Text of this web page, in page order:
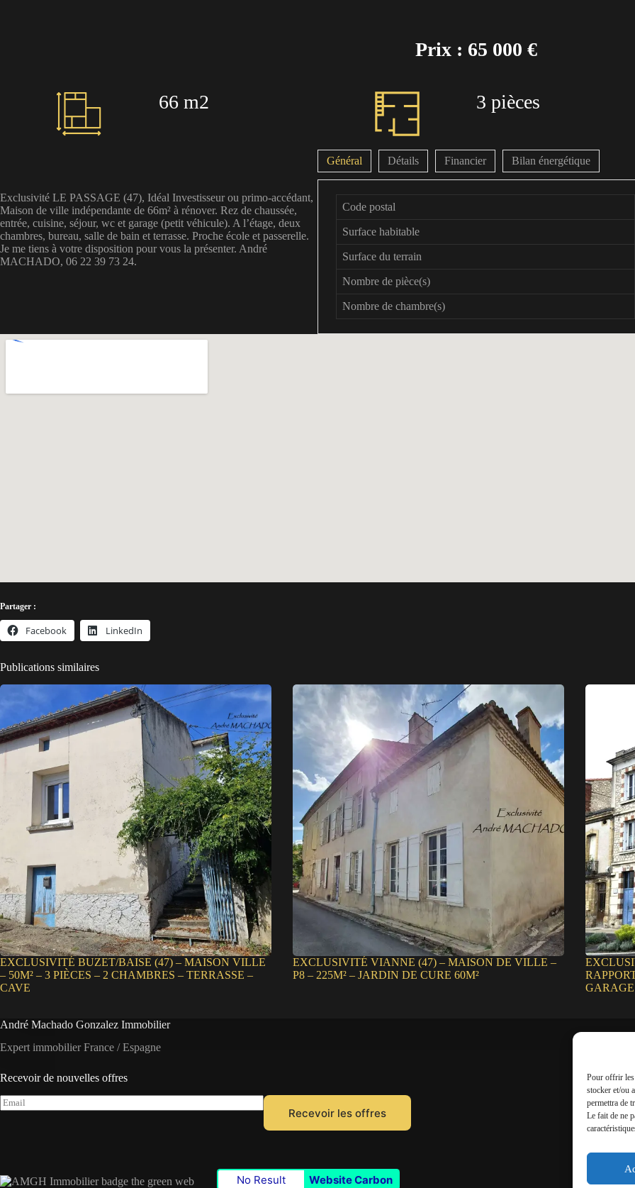
Pour offrir les
stocker et/ou
permettra de
Le fait de ne
Prix : 65 000 €
66 m2 3 pièces
Exclusivité LE PASSAGE (47), Idéal Investisseur ou primo-accédant,
Maison de ville indépendante de 66m² à rénover. Rez de chaussée,
entrée, cuisine, séjour, wc et garage (petit véhicule). A l’étage, deux
chambres, bureau, salle de bain et terrasse. Proche école et passerelle.
Je me tiens à votre disposition pour vous la présenter. André
MACHADO, 06 22 39 73 24.
Général Détails Financier Bilan énergétique
Code postal
Surface habitable
Surface du terrain
Nombre de pièce(s)
Nombre de chambre(s)
Partager :
Facebook LinkedIn
Publications similaires
EXCLUSIVITÉ BUZET/BAISE (47) – MAISON VILLE
– 50M² – 3 PIÈCES – 2 CHAMBRES – TERRASSE –
CAVE
EXCLUSIVITÉ VIANNE (47) – MAISON DE VILLE –
P8 – 225M² – JARDIN DE CURE 60M²
André Machado Gonzalez Immobilier
Expert immobilier France / Espagne
Recevoir de nouvelles offres
E
m
Recevoir les offres
No Result Website Carbon